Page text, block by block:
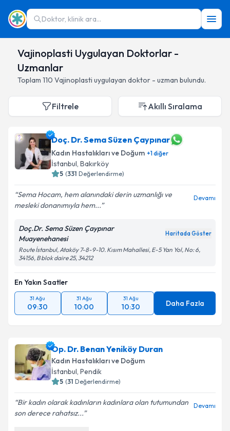
Doktor, klinik ara...
Vajinoplasti Uygulayan Doktorlar -
Uzmanlar
Toplam 110 Vajinoplasti uygulayan doktor - uzman bulundu.
Filtrele Akıllı Sıralama
Doç. Dr. Sema Süzen Çaypınar
Kadın Hastalıkları ve Doğum +1diğer
İstanbul, Bakırköy
5 (331 Değerlendirme)
Sema Hocam, hem alanındaki derin uzmanlığı ve
mesleki donanımıyla hem...
Devamı
Doç.Dr. Sema Süzen Çaypınar
Muayenehanesi
Haritada Göster
Route İstanbul, Ataköy 7-8-9-10. Kısım Mahallesi, E-5 Yan Yol, No: 6,
34156, B blok daire 25, 34212
En Yakın Saatler
31 Ağu
09:30
31 Ağu
10:00
31 Ağu
10:30 Daha Fazla
Op. Dr. Benan Yeniköy Duran
Kadın Hastalıkları ve Doğum
İstanbul, Pendik
5 (31 Değerlendirme)
Bir kadın olarak kadınların kadınlara olan tutumundan
son derece rahatsız...
Devamı